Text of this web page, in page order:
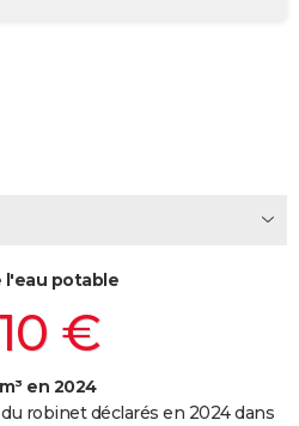
l'eau potable
€
en 2024
robinet déclarés en 2024 dans